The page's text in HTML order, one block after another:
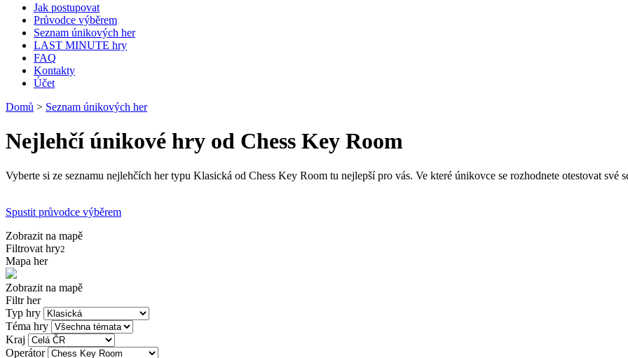
Jak postupovat
Průvodce výběrem
Seznam únikových her
LAST MINUTE hry
FAQ
Kontakty
Účet
Domů > Seznam únikových her
Nejlehčí únikové hry od Chess Key Room
Vyberte si ze seznamu nejlehčích her typu Klasická od Chess Key Room tu nejlepší pro vás. Ve které únikovce se rozhodnete otestovat své
Spustit průvodce výběrem
Zobrazit na mapě
Filtrovat hry2
Mapa her
Zobrazit na mapě
Filtr her
Typ hry
Téma hry
Kraj
Operátor